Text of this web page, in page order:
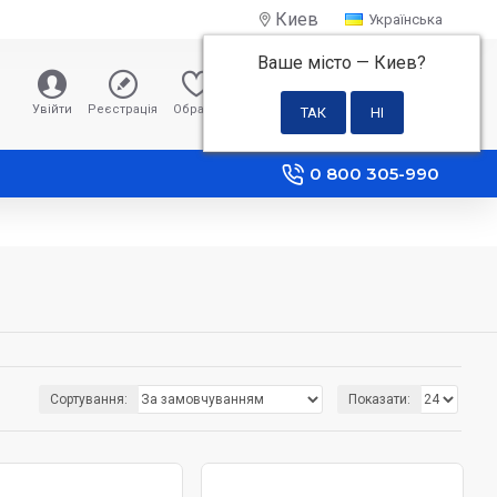
Киев
Ваше місто — Киев?
Українська
Увійти Реєстрація Обране Порівняння
0 грн
0 800 305-990
Сортування: Показати: